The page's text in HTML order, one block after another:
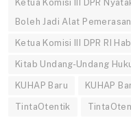
Ketua Komisi III DPR
Boleh Jadi Alat
Ketua Komisi III DPR RI
Kitab Undang-Undang
KUHAP Baru KUHAP
TintaOtentik